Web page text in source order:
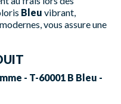
Bleu vibrant,
vous assure une
- T-60001 B Bleu -